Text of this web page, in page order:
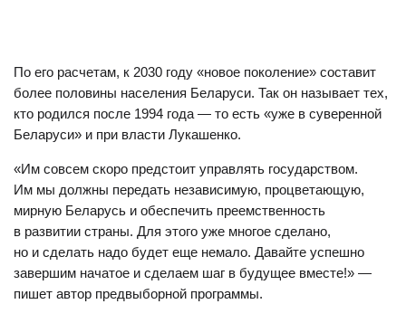
По его расчетам, к 2030 году «новое поколение» составит
более половины населения Беларуси. Так он называет тех,
кто родился после 1994 года — то есть «уже в суверенной
Беларуси» и при власти Лукашенко.
«Им совсем скоро предстоит управлять государством.
Им мы должны передать независимую, процветающую,
мирную Беларусь и обеспечить преемственность
в развитии страны. Для этого уже многое сделано,
но и сделать надо будет еще немало. Давайте успешно
завершим начатое и сделаем шаг в будущее вместе!» —
пишет автор предвыборной программы.